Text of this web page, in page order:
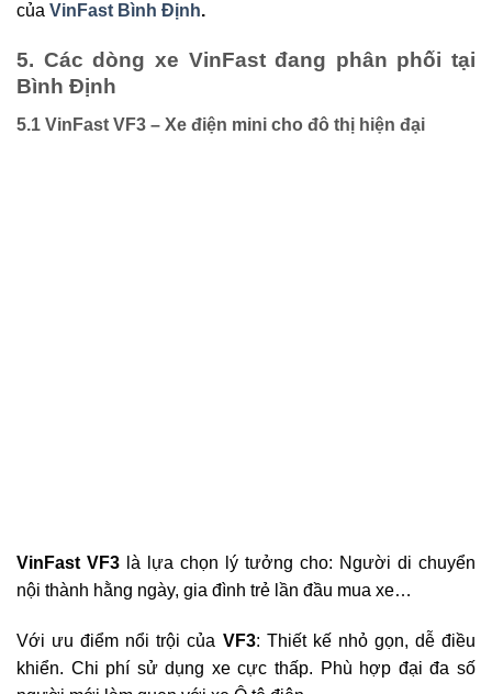
của VinFast Bình Định.
5. Các dòng xe VinFast đang phân phối tại
Bình Định
5.1 VinFast VF3 – Xe điện mini cho đô thị hiện đại
VinFast VF3 là lựa chọn lý tưởng cho: Người di chuyển
nội thành hằng ngày, gia đình trẻ lần đầu mua xe…
Với ưu điểm nổi trội của VF3: Thiết kế nhỏ gọn, dễ điều
khiển. Chi phí sử dụng xe cực thấp. Phù hợp đại đa số